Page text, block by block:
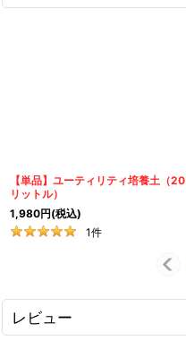
【単品】ユーティリティ培養土（20
リットル）
1,980円(税込)
1件
レビュー